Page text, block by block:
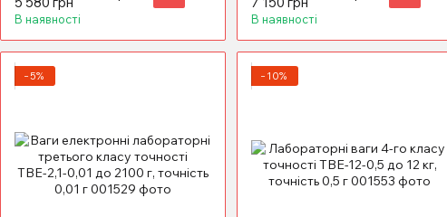
В наявності В наявності
−5% −10%